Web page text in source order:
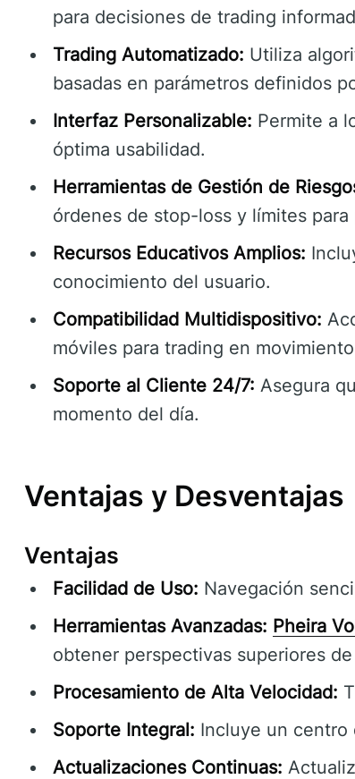
para decisiones de trading
Trading Automatizado: Utiliza
basadas en parámetros definidos
Interfaz Personalizable: Permite a
óptima usabilidad.
Herramientas de Gestión de
órdenes de stop-loss y límites
Recursos Educativos Amplios:
conocimiento del usuario.
Compatibilidad Multidispositivo:
móviles para trading en
Soporte al Cliente 24/7: Asegura
momento del día.
Ventajas y Desventajas
Ventajas
Facilidad de Uso: Navegación
Herramientas Avanzadas: Pheira
obtener perspectivas superiores
Procesamiento de Alta Velocidad:
Soporte Integral: Incluye un centro
Actualizaciones Continuas: